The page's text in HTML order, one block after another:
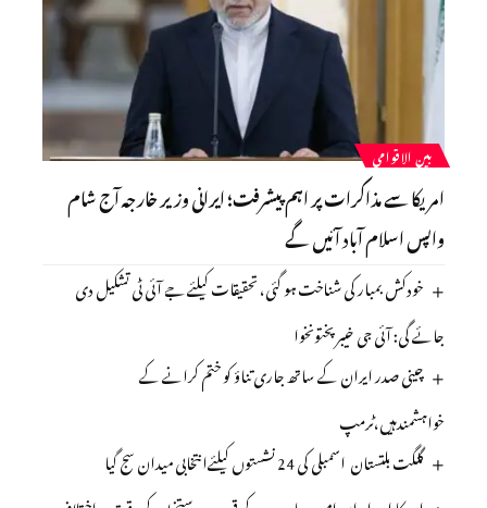
بین الاقوامی
امریکا سے مذاکرات پر اہم پیشرفت؛ ایرانی وزیر خارجہ آج شام
واپس اسلام آباد آئیں گے
خودکش بمبار کی شناخت ہو گئی، تحقیقات کیلئے جے آئی ٹی تشکیل دی
جائے گی: آئی جی خیبرپختونخوا
چینی صدر ایران کے ساتھ جاری تناؤ کو ختم کرانے کے
خواہشمندہیں،ٹرمپ
گلگت بلتستان اسمبلی کی 24 نشستوں کیلئےانتخابی میدان سج گیا